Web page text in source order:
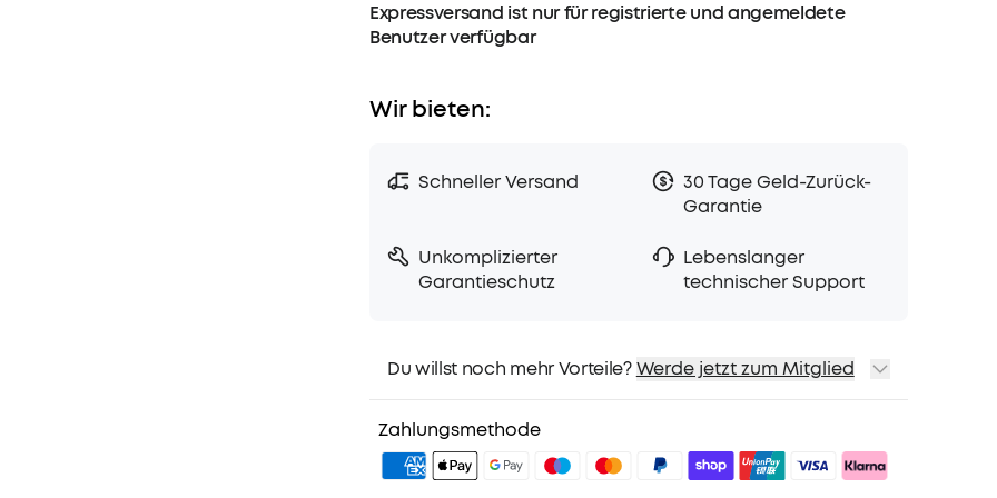
Expressversand ist nur für registrierte und angemeldete
Benutzer verfügbar
Wir bieten:
Schneller Versand
30 Tage Geld-Zurück-
Garantie
Unkomplizierter
Garantieschutz
Lebenslanger
technischer Support
Du willst noch mehr Vorteile? Werde jetzt zum Mitglied
2. Mitglieder-Preise für ausgewähte Produkte
3. Geburtstagsgeschenk
4. Weitere Vorteile mit soundcoreCreditsMehr erfahren
Zahlungsmethode